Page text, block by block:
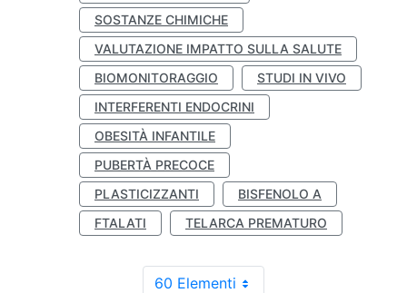
SOSTANZE CHIMICHE
VALUTAZIONE IMPATTO SULLA SALUTE
BIOMONITORAGGIO
STUDI IN VIVO
INTERFERENTI ENDOCRINI
OBESITÀ INFANTILE
PUBERTÀ PRECOCE
PLASTICIZZANTI
BISFENOLO A
FTALATI
TELARCA PREMATURO
60 Elementi